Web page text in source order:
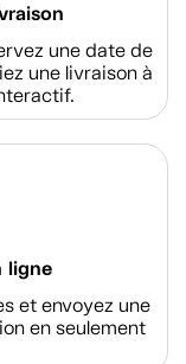
une date de
une livraison à
ligne
et envoyez une
en seulement